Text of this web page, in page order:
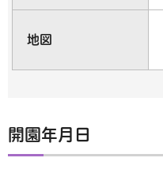
地図
開園年月日